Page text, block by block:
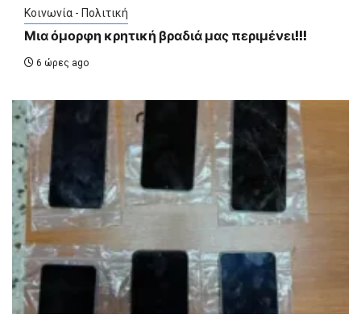
Κοινωνία - Πολιτική
Μια όμορφη κρητική βραδιά μας περιμένει!!!
6 ώρες ago